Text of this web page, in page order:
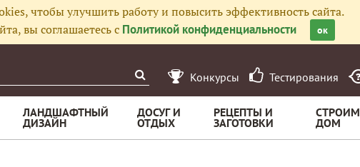
чтобы улучшить работу и повысить эффективность сайта.
вы соглашаетесь с Политикой конфиденциальности ок
Конкурсы Тестирования
ЛАНДШАФТНЫЙ
ДИЗАЙН
ДОСУГ И
ОТДЫХ
РЕЦЕПТЫ И
ЗАГОТОВКИ
СТРОИМ
ДОМ